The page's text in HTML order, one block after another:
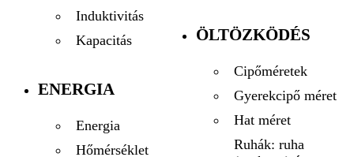
Induktivitás
Kapacitás
ENERGIA
Energia
Hőmérséklet
ÖLTÖZKÖDÉS
Cipőméretek
Gyerekcipő méret
Hat méret
Ruhák: ruha